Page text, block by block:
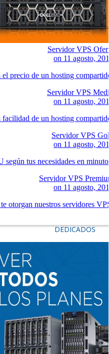
Servidor VPS
on 11 agosto,
precio de un hosting
Servidor VPS
on 11 agosto,
de un hosting
Servidor VPS
on 11 agosto,
tus necesidades en
Servidor VPS
on 11 agosto,
otorgan nuestros servidores
DEDICADOS